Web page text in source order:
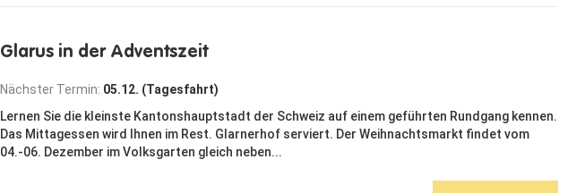
Glarus in der Adventszeit
Nächster Termin: 05.12. (Tagesfahrt)
Lernen Sie die kleinste Kantonshauptstadt der Schweiz auf einem geführten Rundgang kennen.
Das Mittagessen wird Ihnen im Rest. Glarnerhof serviert. Der Weihnachtsmarkt findet vom
04.-06. Dezember im Volksgarten gleich neben...